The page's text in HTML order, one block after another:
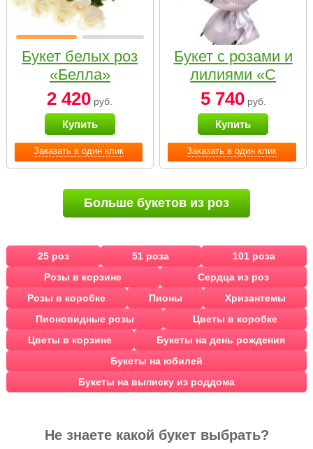
Заказать в один клик
Букет белых роз
«Белла»
2 420 руб.
Купить
Заказать в один клик
Букет с розами и
лилиями «С
наилучшими
пожеланиями»
5 740руб.
Купить
Больше букетов из роз
25 роз 51 роза
101 роза
Розы в корзине
Сердца из роз
Розы в коробке
Пионы
Хризантемы
Пионовидные розы
Цветы в коробке
Цветы в корзине
Букеты на день рождения
Букеты на юбилей
Букеты на выписку из роддома
Не знаете какой букет выбрать?